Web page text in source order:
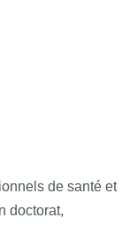
de santé et
doctorat,